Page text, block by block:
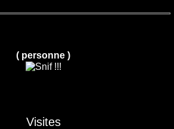
( personne )
Visites